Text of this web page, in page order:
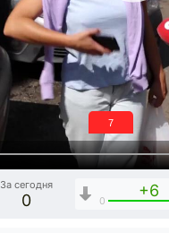
6
За сегодня
0
+6
0